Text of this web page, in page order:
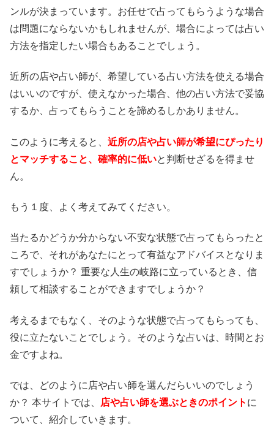
ンルが決まっています。お任せで占ってもらうような場合
は問題にならないかもしれませんが、場合によっては占い
方法を指定したい場合もあることでしょう。
近所の店や占い師が、希望している占い方法を使える場合
はいいのですが、使えなかった場合、他の占い方法で妥協
するか、占ってもらうことを諦めるしかありません。
このように考えると、 近所の店や占い師が希望にぴったり
とマッチすること、確率的に低いと判断せざるを得ませ
ん。
もう１度、よく考えてみてください。
当たるかどうか分からない不安な状態で占ってもらったと
ころで、それがあなたにとって有益なアドバイスとなりま
すでしょうか？ 重要な人生の岐路に立っているとき、信
頼して相談することができますでしょうか？
考えるまでもなく、そのような状態で占ってもらっても、
役に立たないことでしょう。そのような占いは、時間とお
金ですよね。
では、どのように店や占い師を選んだらいいのでしょう
か？ 本サイトでは、
店や占い師を選ぶときのポイント に
ついて、紹介していきます。